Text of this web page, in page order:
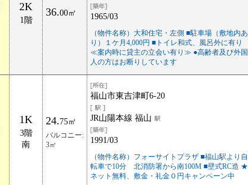
2K
1階
36.00㎡ 1965/03
（物件名称）大和住宅・左側 ■駐車場（敷地内あ
り）１ケ月4,000円 ■トイレ和式、風呂外に有り
≪案内時に貸主の立会い有り≫ ●高齢者及び外国
人の方はお断りしています
1K
3階
南
24.75㎡
バルコニー:
3㎡
福山市東吉津町6-20
JR山陽本線 福山
1991/03
（物件名称）フォーサイトプラザ ■福山駅より自
転車で10分 北消防署から南100M ■壁式RC造 ★
ネット無料、敷金・礼金０円キャンペーン中